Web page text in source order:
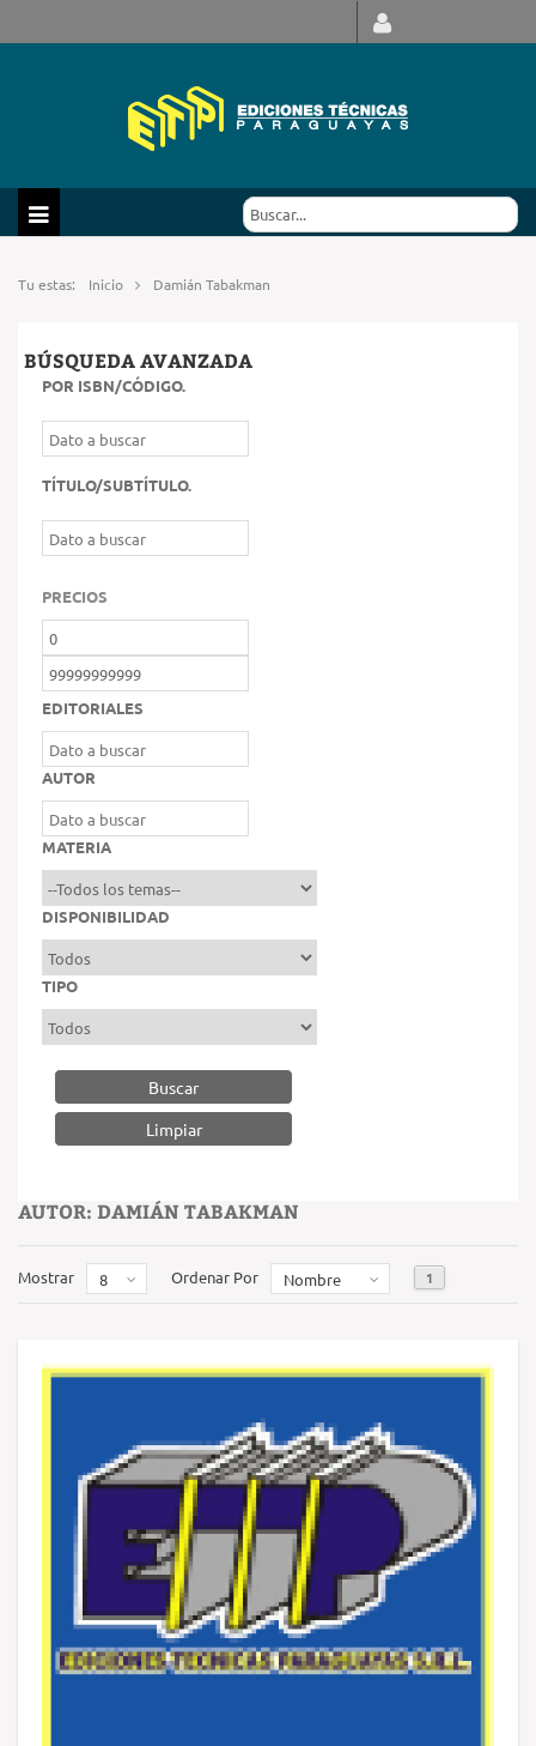
Tu estas: Inicio Damián Tabakman
BÚSQUEDA AVANZADA
POR ISBN/CÓDIGO.
TÍTULO/SUBTÍTULO.
PRECIOS
EDITORIALES
AUTOR
MATERIA
DISPONIBILIDAD
TIPO
Buscar
AUTOR: DAMIÁN TABAKMAN
Mostrar 8 Ordenar Por Nombre 1